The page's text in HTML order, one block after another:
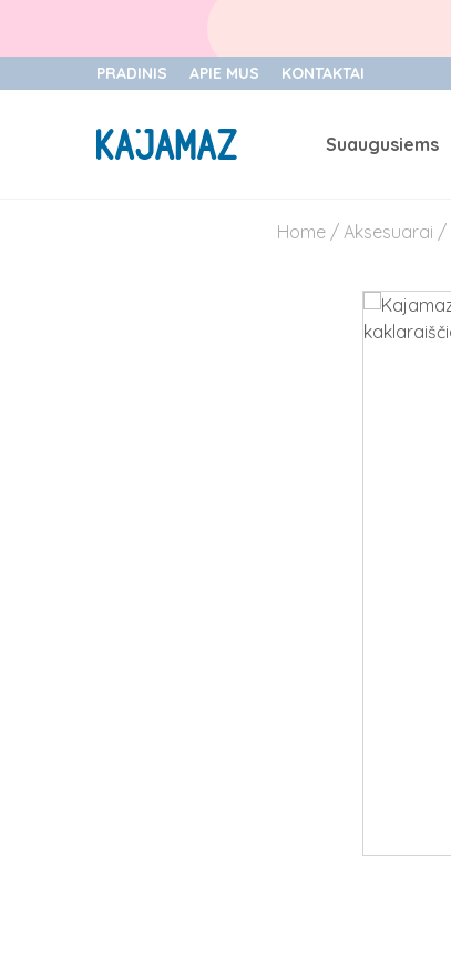
PRADINIS APIE MUS KONTAKTAI
Suaugusiems
Home / Aksesuarai /